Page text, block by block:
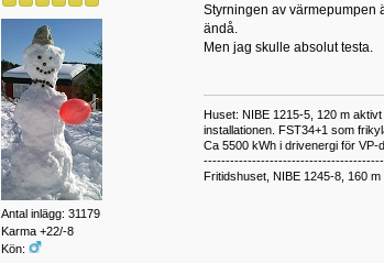
Antal inlägg: 31179
Karma +22/-8
Kön:
Styrningen av värmepumpen
ändå.
Men jag skulle absolut testa.
Huset: NIBE 1215-5, 120 m
installationen. FST34+1 som
Ca 5500 kWh i drivenergi för VP-
Fritidshuset, NIBE 1245-8, 160